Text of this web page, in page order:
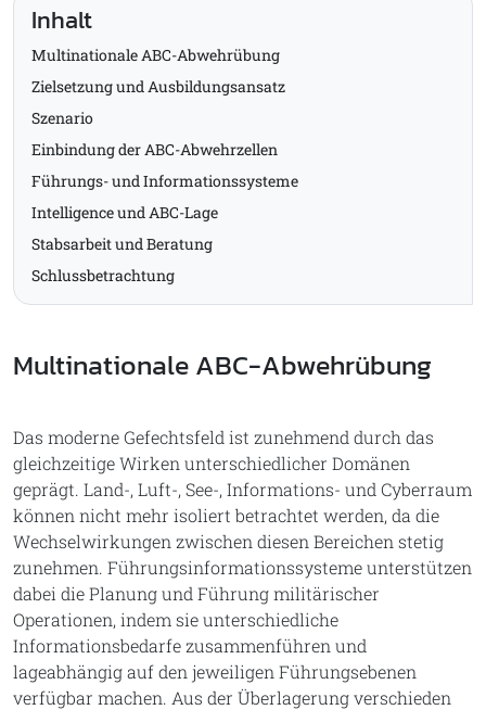
Inhalt
Multinationale ABC-Abwehrübung
Zielsetzung und Ausbildungsansatz
Szenario
Einbindung der ABC-Abwehrzellen
Führungs- und Informationssysteme
Intelligence und ABC-Lage
Stabsarbeit und Beratung
Schlussbetrachtung
Multinationale ABC-Abwehrübung
Das moderne Gefechtsfeld ist zunehmend durch das
gleichzeitige Wirken unterschiedlicher Domänen
geprägt. Land-, Luft-, See-, Informations- und Cyberraum
können nicht mehr isoliert betrachtet werden, da die
Wechselwirkungen zwischen diesen Bereichen stetig
zunehmen. Führungsinformationssysteme unterstützen
dabei die Planung und Führung militärischer
Operationen, indem sie unterschiedliche
Informationsbedarfe zusammenführen und
lageabhängig auf den jeweiligen Führungsebenen
verfügbar machen. Aus der Überlagerung verschieden